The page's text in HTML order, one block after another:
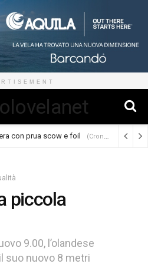
con prua scow e foil (Cronaca)
piccola
9.00, l’olandese
suo nuovo 8 metri